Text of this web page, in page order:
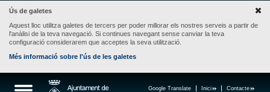
Ús de galetes
Aquest lloc utilitza galetes de tercers per poder millorar els nostres serveis a partir de
l'anàlisi de la teva navegació. Si continues navegant sense canviar la teva
configuració considerarem que acceptes la seva utilització.
Més informació sobre l'ús de les galetes
Contacte
Inici
Google Translate